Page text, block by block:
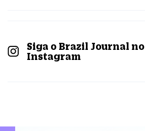
Siga o Brazil Journal no
Instagram